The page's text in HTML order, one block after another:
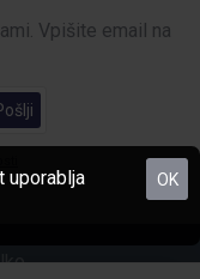
Vpišite email na
OK
uporablja